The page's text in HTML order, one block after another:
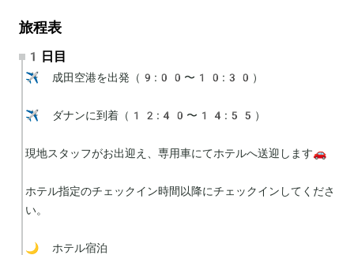
旅程表
1日目
✈️ 成田空港を出発（9:00〜10:30）
✈️ ダナンに到着（12:40〜14:55）
現地スタッフがお出迎え、専用車にてホテルへ送迎します🚗
ホテル指定のチェックイン時間以降にチェックインしてくださ
い。
🌙 ホテル宿泊